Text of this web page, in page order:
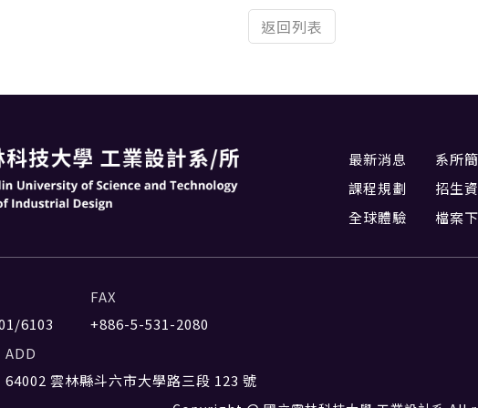
返回列表
最新消息 系所
課程規劃
招生
全球體驗
檔案
6103
FAX
+886-5-531-2080
ADD
64002 雲林縣斗六市大學路三段 123 號